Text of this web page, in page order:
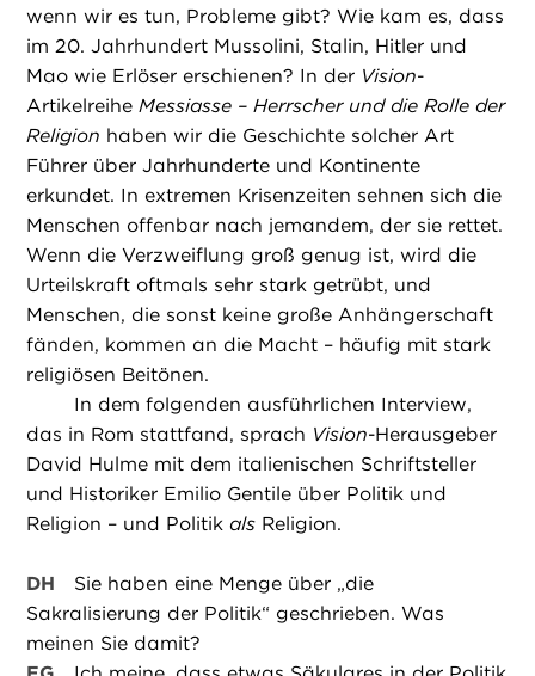
wenn wir es tun, Probleme gibt? Wie kam es, dass
im 20. Jahrhundert Mussolini, Stalin, Hitler und
Mao wie Erlöser erschienen? In der Vision-
ArtikelreiheMessiasse – Herrscher und die Rolle der
Religion haben wir die Geschichte solcher Art
Führer über Jahrhunderte und Kontinente
erkundet. In extremen Krisenzeiten sehnen sich die
Menschen offenbar nach jemandem, der sie rettet.
Wenn die Verzweiflung groß genug ist, wird die
Urteilskraft oftmals sehr stark getrübt, und
Menschen, die sonst keine große Anhängerschaft
fänden, kommen an die Macht – häufig mit stark
religiösen Beitönen.
In dem folgenden ausführlichen Interview,
das in Rom stattfand, sprach Vision-Herausgeber
David Hulme mit dem italienischen Schriftsteller
und Historiker Emilio Gentile über Politik und
Religion – und Politikals Religion.
DH
Sie haben eine Menge über „die
Sakralisierung der Politik“ geschrieben. Was
meinen Sie damit?